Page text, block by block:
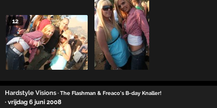
12
Hardstyle Visions · The Flashman & Freaco's B-day Knaller!
· vrijdag 6 juni 2008